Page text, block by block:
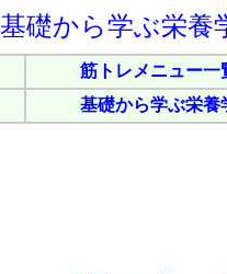
基礎から学ぶ栄養
筋トレメニュー一
基礎から学ぶ栄養